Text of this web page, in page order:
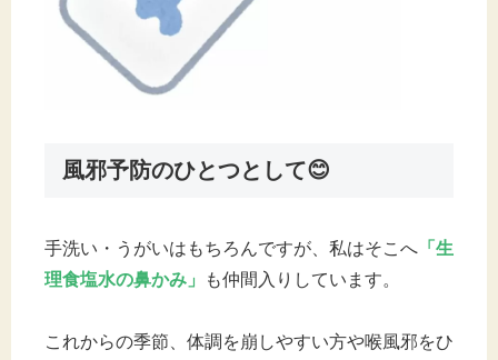
風邪予防のひとつとして😊
手洗い・うがいはもちろんですが、私はそこへ 「生
理食塩水の鼻かみ」
も仲間入りしています。
これからの季節、体調を崩しやすい方や喉風邪をひ